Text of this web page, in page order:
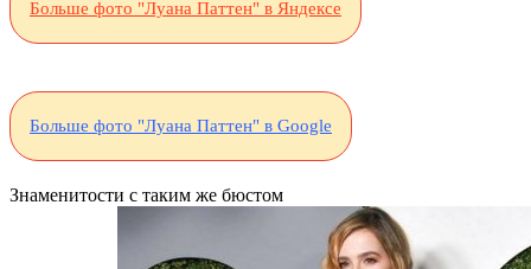
Больше фото "Луана Паттен" в Яндексе
Больше фото "Луана Паттен" в Google
Знаменитости с таким же бюстом